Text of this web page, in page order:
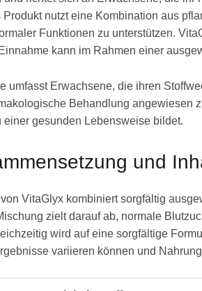
Produkt nutzt eine Kombination aus
Funktionen zu unterstützen.
kann im Rahmen einer
umfasst Erwachsene, die ihren
Behandlung angewiesen
einer gesunden Lebensweise bildet.
und
VitaGlyx kombiniert sorgfältig
zielt darauf ab, normale
wird auf eine sorgfältige
variieren können und